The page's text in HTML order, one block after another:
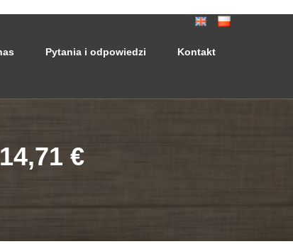
Pytania i odpowiedzi Kontakt
€